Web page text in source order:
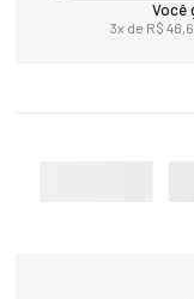
Você
3x de R$ 46,